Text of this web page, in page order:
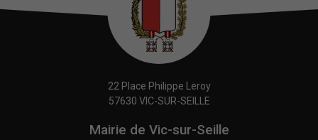
22 Place Philippe Leroy
57630 VIC-SUR-SEILLE
Mairie de Vic-sur-Seille